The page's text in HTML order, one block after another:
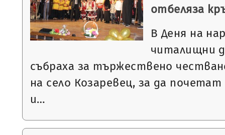
отбеляза
В Деня на
читалищни
събраха за тържествено
на село Козаревец, за да
и…